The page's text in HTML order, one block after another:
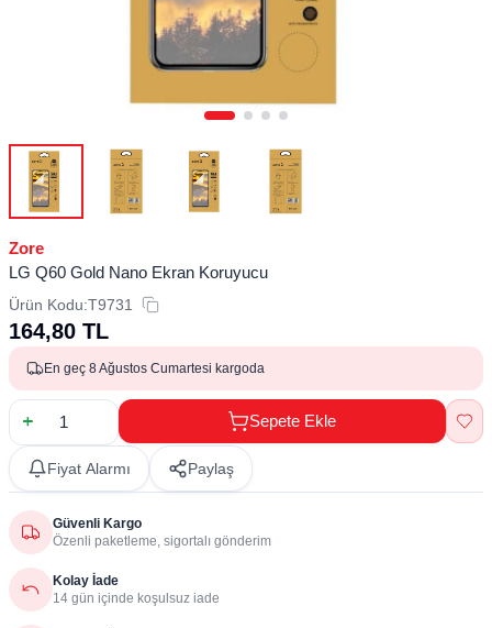
Zore
LG Q60 Gold Nano Ekran Koruyucu
Ürün Kodu:T9731
164,80 TL
En geç 8 Ağustos Cumartesi kargoda
Sepete Ekle
Fiyat Alarmı Paylaş
Güvenli Kargo
Özenli paketleme, sigortalı gönderim
Kolay İade
14 gün içinde koşulsuz iade